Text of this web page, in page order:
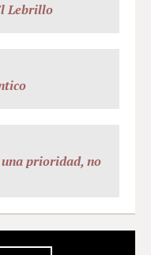
Lebrillo
prioridad, no